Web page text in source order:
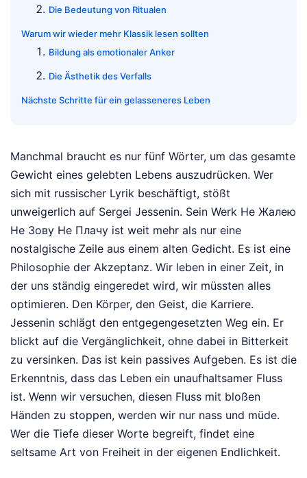
Die Bedeutung von Ritualen
Warum wir wieder mehr Klassik lesen sollten
Bildung als emotionaler Anker
Die Ästhetik des Verfalls
Nächste Schritte für ein gelasseneres Leben
Manchmal braucht es nur fünf Wörter, um das gesamte
Gewicht eines gelebten Lebens auszudrücken. Wer
sich mit russischer Lyrik beschäftigt, stößt
unweigerlich auf Sergei Jessenin. Sein Werk Не Жалею
Не Зову Не Плачу ist weit mehr als nur eine
nostalgische Zeile aus einem alten Gedicht. Es ist eine
Philosophie der Akzeptanz. Wir leben in einer Zeit, in
der uns ständig eingeredet wird, wir müssten alles
optimieren. Den Körper, den Geist, die Karriere.
Jessenin schlägt den entgegengesetzten Weg ein. Er
blickt auf die Vergänglichkeit, ohne dabei in Bitterkeit
zu versinken. Das ist kein passives Aufgeben. Es ist die
Erkenntnis, dass das Leben ein unaufhaltsamer Fluss
ist. Wenn wir versuchen, diesen Fluss mit bloßen
Händen zu stoppen, werden wir nur nass und müde.
Wer die Tiefe dieser Worte begreift, findet eine
seltsame Art von Freiheit in der eigenen Endlichkeit.